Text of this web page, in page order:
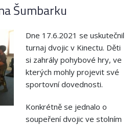
Šumbarku
Dne 17.6.2021 se uskutečnil
turnaj dvojic v Kinectu. Děti
si zahrály pohybové hry, ve
kterých mohly projevit své
sportovní dovednosti.
Konkrétně se jednalo o
soupeření dvojic ve stolním